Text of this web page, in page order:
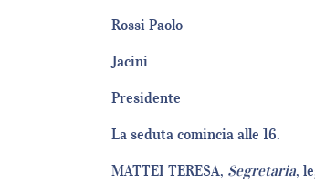
La seduta comincia alle 16.
MATTEI TERESA, Segretaria,